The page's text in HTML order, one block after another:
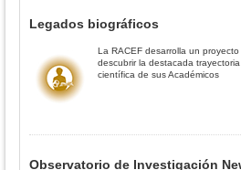
Legados biográficos
La RACEF desarrolla un
descubrir la destacada
científica de sus Académicos
Observatorio de Investigación